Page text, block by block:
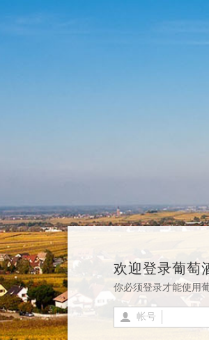
欢迎登录葡萄
你必须登录才能使用
帐号